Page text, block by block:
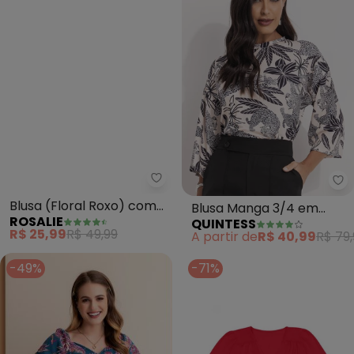
Rosalie - Blusa (Floral Roxo)
Blusa (Floral Roxo) com
Manga
ROSALIE
R$ 25,99R$ 49,99
Blusa Manga 3/4 em
Malha Fria Estampada
com Decote Redondo
QUINTESS
A partir deR$ 40,99R$
-49%
-71%